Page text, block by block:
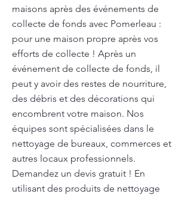
maisons après des événements de
collecte de fonds avec Pomerleau :
pour une maison propre après vos
efforts de collecte ! Après un
événement de collecte de fonds, il
peut y avoir des restes de nourriture,
des débris et des décorations qui
encombrent votre maison. Nos
équipes sont spécialisées dans le
nettoyage de bureaux, commerces et
autres locaux professionnels.
Demandez un devis gratuit ! En
utilisant des produits de nettoyage